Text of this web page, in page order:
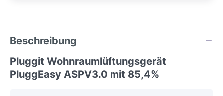
Beschreibung
Pluggit Wohnraumlüftungsgerät
PluggEasy ASPV3.0 mit 85,4%